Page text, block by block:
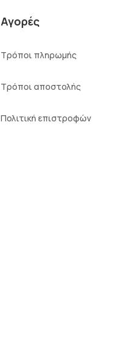
Αγορές
Τρόποι πληρωμής
Τρόποι αποστολής
Πολιτική επιστροφών